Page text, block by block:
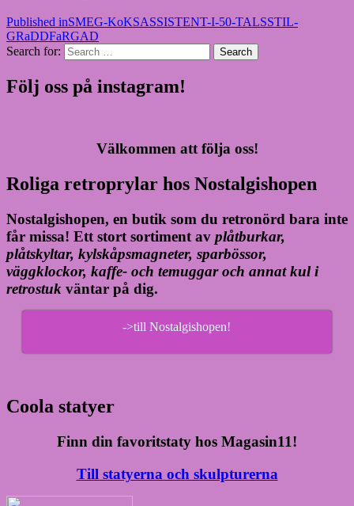
Published inSMEG-KoKSASSISTENT-I-50-TALSSTIL-
GRaDDFaRGAD
Search for:
Search
Följ oss på instagram!
Välkommen att följa oss!
Roliga retroprylar hos Nostalgishopen
Nostalgishopen, en butik som du retronörd bara inte
får missa! Ett stort sortiment av plåtburkar,
plåtskyltar, kylskåpsmagneter, sparbössor,
väggklockor, kaffe- och temuggar och annat kul i
retrostuk väntar på dig.
->till Nostalgishopen!
Coola statyer
Finn din favoritstaty hos Magasin11!
Till statyerna och skulpturerna